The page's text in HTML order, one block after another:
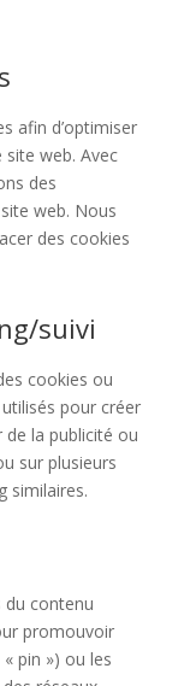
afin d’optimiser
site web. Avec
des
web. Nous
des cookies
suivi
cookies ou
pour créer
de la publicité ou
sur plusieurs
similaires.
du contenu
promouvoir
pin ») ou les